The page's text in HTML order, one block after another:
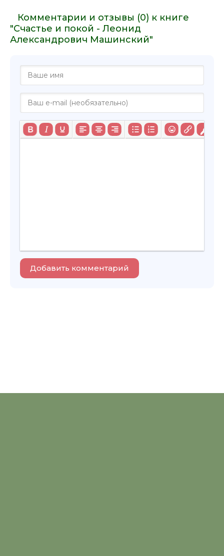
Комментарии и отзывы (0) к книге
"Счастье и покой - Леонид
Александрович Машинский"
Добавить комментарий